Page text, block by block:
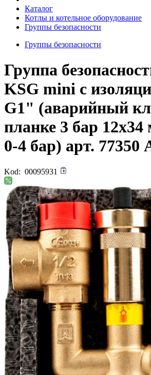
Каталог
Котлы и котельное оборудование
Группы безопасности
Группы безопасности
Группа
KSG mini с
G1" (аварийный
планке 3 бар
0-4 бар) арт. 77350
Kod: 00095931